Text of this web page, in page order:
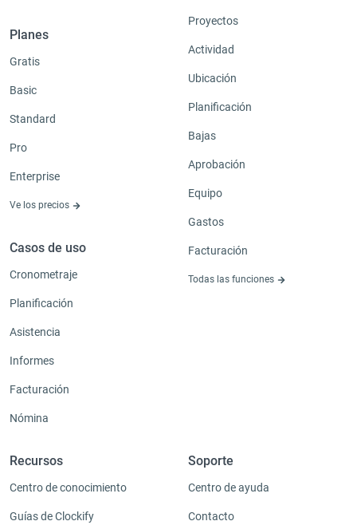
Planes
Gratis
Basic
Standard
Pro
Enterprise
Ve los precios
Casos de uso
Cronometraje
Planificación
Asistencia
Informes
Facturación
Nómina
Proyectos
Actividad
Ubicación
Planificación
Bajas
Aprobación
Equipo
Gastos
Facturación
Todas las funciones
Recursos
Centro de conocimiento
Guías de Clockify
Soporte
Centro de ayuda
Contacto